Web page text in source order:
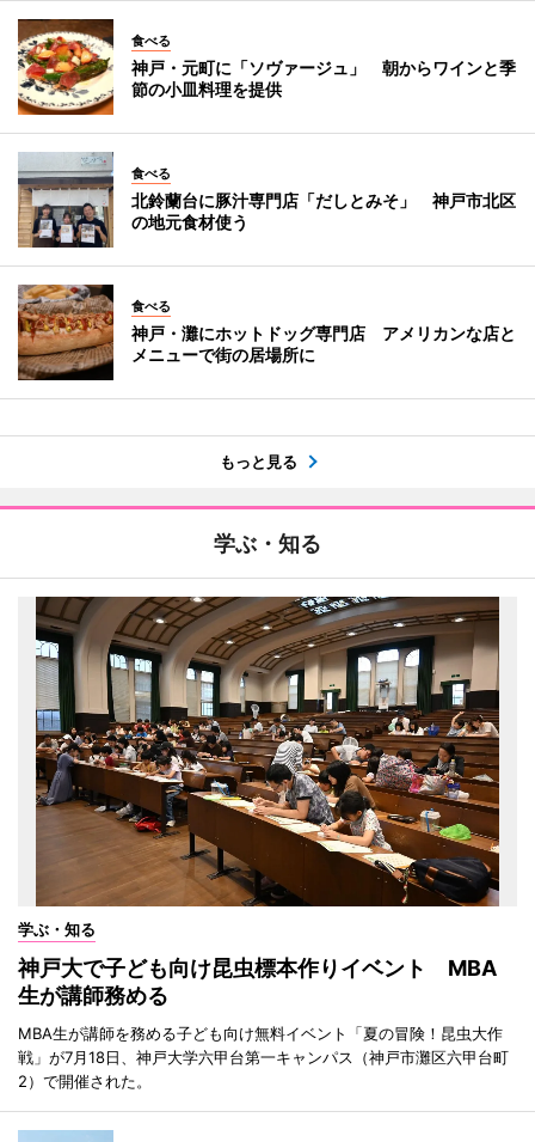
食べる
神戸・元町に「ソヴァージュ」 朝からワインと季
節の小皿料理を提供
食べる
北鈴蘭台に豚汁専門店「だしとみそ」 神戸市北区
の地元食材使う
食べる
神戸・灘にホットドッグ専門店 アメリカンな店と
メニューで街の居場所に
もっと見る
学ぶ・知る
学ぶ・知る
神戸大で子ども向け昆虫標本作りイベント MBA
生が講師務める
MBA生が講師を務める子ども向け無料イベント「夏の冒険！昆虫大作
戦」が7月18日、神戸大学六甲台第一キャンパス（神戸市灘区六甲台町
2）で開催された。